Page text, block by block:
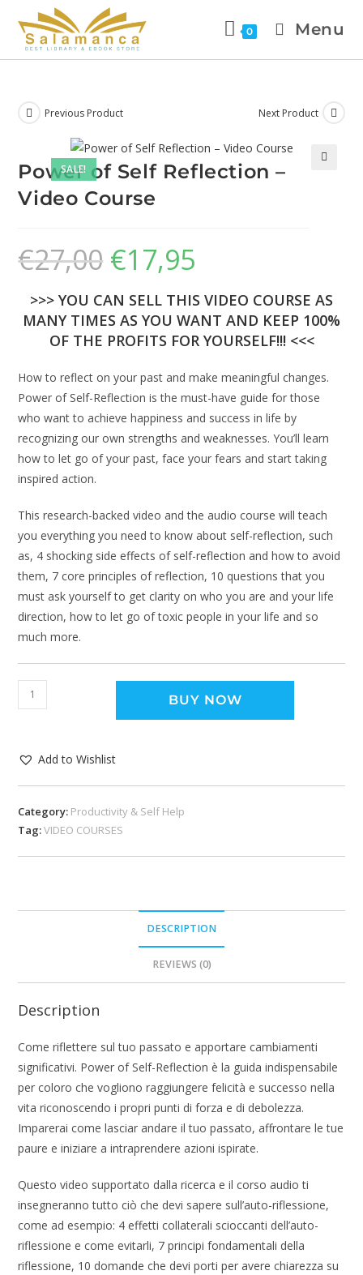
0 Menu
SALE!
Previous Product Next Product
Power of Self Reflection –
Video Course
€27,00 €17,95
>>> YOU CAN SELL THIS VIDEO COURSE AS
MANY TIMES AS YOU WANT AND KEEP 100%
OF THE PROFITS FOR YOURSELF!!! <<<
How to reflect on your past and make meaningful changes.
Power of Self-Reflection is the must-have guide for those
who want to achieve happiness and success in life by
recognizing our own strengths and weaknesses. You’ll learn
how to let go of your past, face your fears and start taking
inspired action.
This research-backed video and the audio course will teach
you everything you need to know about self-reflection, such
as, 4 shocking side effects of self-reflection and how to avoid
them, 7 core principles of reflection, 10 questions that you
must ask yourself to get clarity on who you are and your life
direction, how to let go of toxic people in your life and so
much more.
BUY NOW
Add to Wishlist
Category: Productivity & Self Help
Tag:VIDEO COURSES
DESCRIPTION
REVIEWS (0)
Description
Come riflettere sul tuo passato e apportare cambiamenti
significativi. Power of Self-Reflection è la guida indispensabile
per coloro che vogliono raggiungere felicità e successo nella
vita riconoscendo i propri punti di forza e di debolezza.
Imparerai come lasciar andare il tuo passato, affrontare le tue
paure e iniziare a intraprendere azioni ispirate.
Questo video supportato dalla ricerca e il corso audio ti
insegneranno tutto ciò che devi sapere sull’auto-riflessione,
come ad esempio: 4 effetti collaterali scioccanti dell’auto-
riflessione e come evitarli, 7 principi fondamentali della
riflessione, 10 domande che devi porti per avere chiarezza su